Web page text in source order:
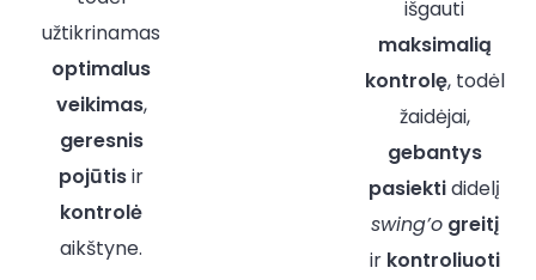
užtikrinamas
optimalus
veikimas,
geresnis
pojūtisir
kontrolė
aikštyne.
išgauti
maksimalią
kontrolę, todėl
žaidėjai,
gebantys
pasiektididelį
swing’o greitį
ir kontroliuoti